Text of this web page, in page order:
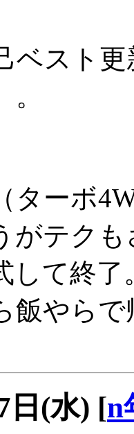
ベスト
ターボ
がテクも
して終了
飯やら
日(水) [n